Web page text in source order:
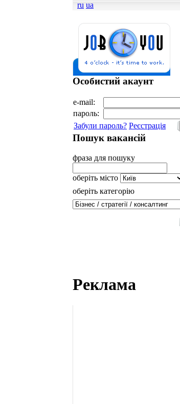
ru ua
Особистий акаунт
e-mail:
пароль:
Забули пароль? Реєстрація
Пошук вакансій
фраза для пошуку
оберіть місто
оберіть категорію
Реклама